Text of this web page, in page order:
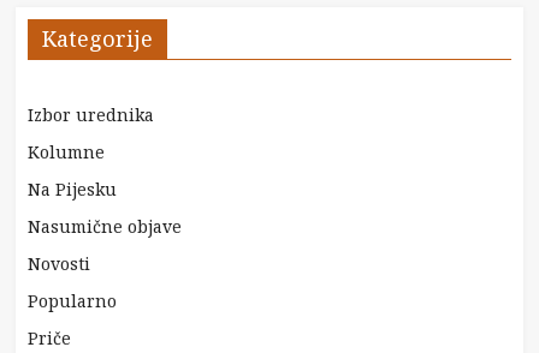
Kategorije
Izbor urednika
Kolumne
Na Pijesku
Nasumične objave
Novosti
Popularno
Priče